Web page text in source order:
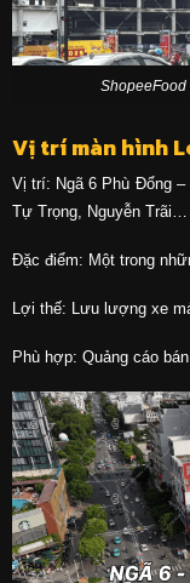
ShopeeFood
Vị trí màn hình
Vị trí: Ngã 6 Phù Đổng
Tự Trọng, Nguyễn Trãi…
Đặc điểm: Một trong
Lợi thế: Lưu lượng xe
Phù hợp: Quảng cáo